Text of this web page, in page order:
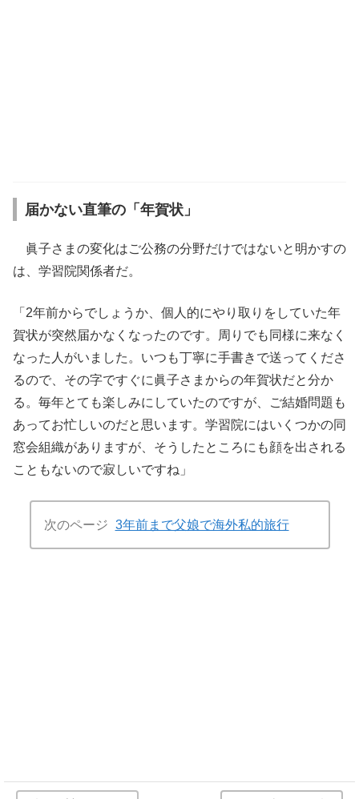
届かない直筆の「年賀状」
眞子さまの変化はご公務の分野だけではないと明かすの
は、学習院関係者だ。
「2年前からでしょうか、個人的にやり取りをしていた年
賀状が突然届かなくなったのです。周りでも同様に来なく
なった人がいました。いつも丁寧に手書きで送ってくださ
るので、その字ですぐに眞子さまからの年賀状だと分か
る。毎年とても楽しみにしていたのですが、ご結婚問題も
あってお忙しいのだと思います。学習院にはいくつかの同
窓会組織がありますが、そうしたところにも顔を出される
こともないので寂しいですね」
次のページ 3年前まで父娘で海外私的旅行